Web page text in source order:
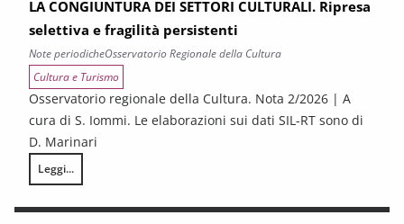
LA CONGIUNTURA DEI SETTORI CULTURALI. Ripresa
selettiva e fragilità persistenti
Note periodicheOsservatorio Regionale della Cultura
Cultura e Turismo
Osservatorio regionale della Cultura. Nota 2/2026 | A
cura di S. Iommi. Le elaborazioni sui dati SIL-RT sono di
D. Marinari
Leggi...
LA CONGIUNTURA DEI SETTORI CULTURALI. Ripresa selettiva e